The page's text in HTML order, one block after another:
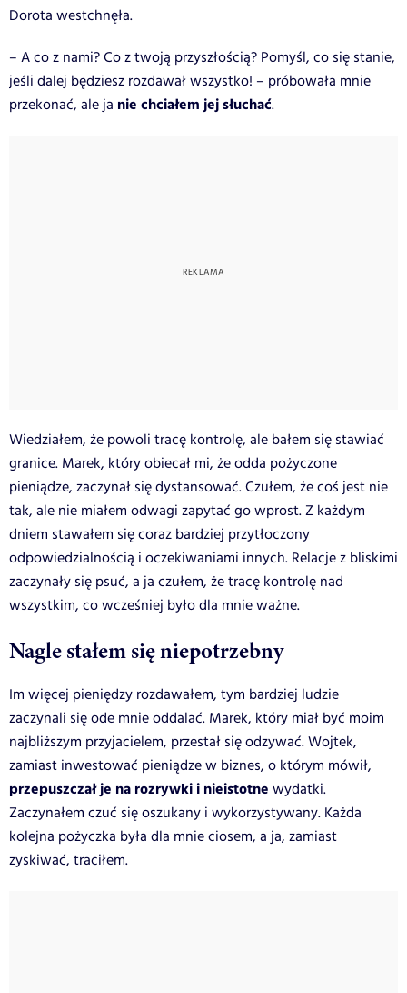
Dorota westchnęła.
– A co z nami? Co z twoją przyszłością? Pomyśl, co się stanie,
jeśli dalej będziesz rozdawał wszystko! – próbowała mnie
przekonać, ale ja nie chciałem jej słuchać.
Wiedziałem, że powoli tracę kontrolę, ale bałem się stawiać
granice. Marek, który obiecał mi, że odda pożyczone
pieniądze, zaczynał się dystansować. Czułem, że coś jest nie
tak, ale nie miałem odwagi zapytać go wprost. Z każdym
dniem stawałem się coraz bardziej przytłoczony
odpowiedzialnością i oczekiwaniami innych. Relacje z bliskimi
zaczynały się psuć, a ja czułem, że tracę kontrolę nad
wszystkim, co wcześniej było dla mnie ważne.
Nagle stałem się niepotrzebny
Im więcej pieniędzy rozdawałem, tym bardziej ludzie
zaczynali się ode mnie oddalać. Marek, który miał być moim
najbliższym przyjacielem, przestał się odzywać. Wojtek,
zamiast inwestować pieniądze w biznes, o którym mówił,
przepuszczał je na rozrywki i nieistotne wydatki.
Zaczynałem czuć się oszukany i wykorzystywany. Każda
kolejna pożyczka była dla mnie ciosem, a ja, zamiast
zyskiwać, traciłem.